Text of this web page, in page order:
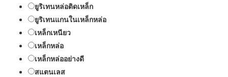
ยูริเทนหล่อติดเหล็ก
ยูริเทนแกนในเหล็กหล่อ
เหล็กเหนียว
เหล็กหล่อ
เหล็กหล่ออย่างดี
สแตนเลส